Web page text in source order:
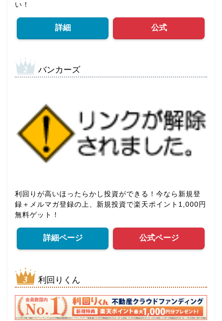
い！
詳細 公式
バンカーズ
利回りが高いほったらかし投資ができる！今なら新規登
録＋メルマガ登録の上、新規投資で楽天ポイント1,000円
無料ゲット！
詳細ページ 公式ページ
利回りくん